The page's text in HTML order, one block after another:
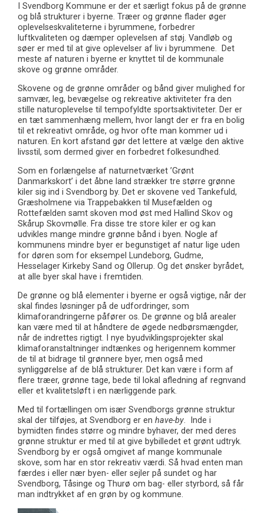
I Svendborg Kommune er der et særligt fokus på de grønne
og blå strukturer i byerne. Træer og grønne flader øger
oplevelseskvaliteterne i byrummene, forbedrer
luftkvaliteten og dæmper oplevelsen af støj. Vandløb og
søer er med til at give oplevelser af liv i byrummene. Det
meste af naturen i byerne er knyttet til de kommunale
skove og grønne områder.
Skovene og de grønne områder og bånd giver mulighed for
samvær, leg, bevægelse og rekreative aktiviteter fra den
stille naturoplevelse til tempofyldte sportsaktiviteter. Der er
en tæt sammenhæng mellem, hvor langt der er fra en bolig
til et rekreativt område, og hvor ofte man kommer ud i
naturen. En kort afstand gør det lettere at vælge den aktive
livsstil, som dermed giver en forbedret folkesundhed.
Som en forlængelse af naturnetværket ’Grønt
Danmarkskort’ i det åbne land strækker tre større grønne
kiler sig ind i Svendborg by. Det er skovene ved Tankefuld,
Græsholmene via Trappebakken til Musefælden og
Rottefælden samt skoven mod øst med Hallind Skov og
Skårup Skovmølle. Fra disse tre store kiler er og kan
udvikles mange mindre grønne bånd i byen. Nogle af
kommunens mindre byer er begunstiget af natur lige uden
for døren som for eksempel Lundeborg, Gudme,
Hesselager Kirkeby Sand og Ollerup. Og det ønsker byrådet,
at alle byer skal have i fremtiden.
De grønne og blå elementer i byerne er også vigtige, når der
skal findes løsninger på de udfordringer, som
klimaforandringerne påfører os. De grønne og blå arealer
kan være med til at håndtere de øgede nedbørsmængder,
når de indrettes rigtigt. I nye byudviklingsprojekter skal
klimaforanstaltninger indtænkes og herigennem kommer
de til at bidrage til grønnere byer, men også med
synliggørelse af de blå strukturer. Det kan være i form af
flere træer, grønne tage, bede til lokal afledning af regnvand
eller et kvalitetsløft i en nærliggende park.
Med til fortællingen om især Svendborgs grønne struktur
skal der tilføjes, at Svendborg er en have-by. Inde i
bymidten findes større og mindre byhaver, der med deres
grønne struktur er med til at give bybilledet et grønt udtryk.
Svendborg by er også omgivet af mange kommunale
skove, som har en stor rekreativ værdi. Så hvad enten man
færdes i eller nær byen- eller sejler på sundet og har
Svendborg, Tåsinge og Thurø om bag- eller styrbord, så får
man indtrykket af en grøn by og kommune.